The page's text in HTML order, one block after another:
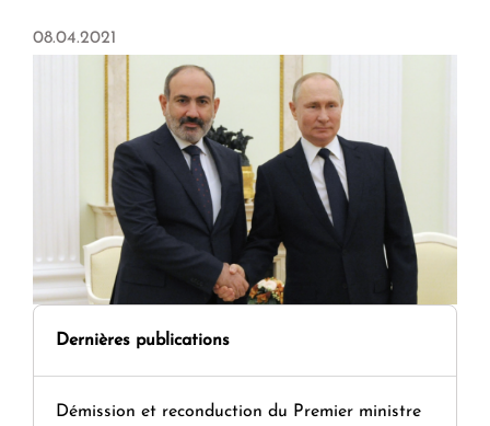
08.04.2021
Dernières publications
Démission et reconduction du Premier ministre